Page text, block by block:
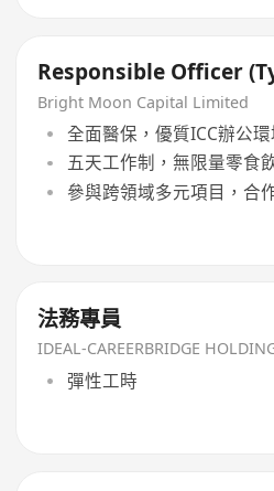
Responsible Officer
Bright Moon Capital Limited
全面醫保，優質ICC辦公
五天工作制，無限量零食
參與跨領域多元項目，合
法務專員
彈性工時